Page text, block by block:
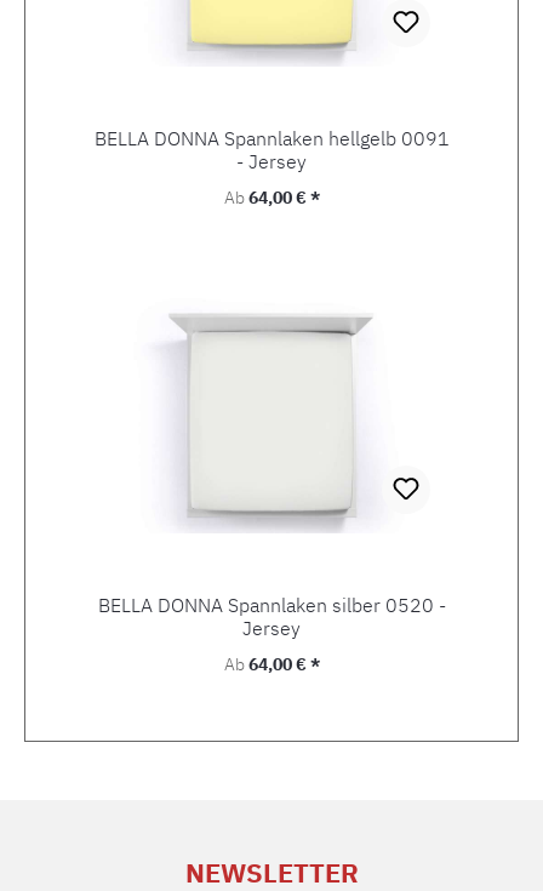
BELLA DONNA Spannlaken hellgelb 0091
- Jersey
Regulärer Preis:
Ab64,00 € *
BELLA DONNA Spannlaken silber 0520 -
Jersey
Regulärer Preis:
Ab64,00 € *
NEWSLETTER